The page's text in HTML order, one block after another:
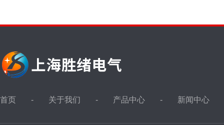
首页 关于我们 产品中心 新闻中心